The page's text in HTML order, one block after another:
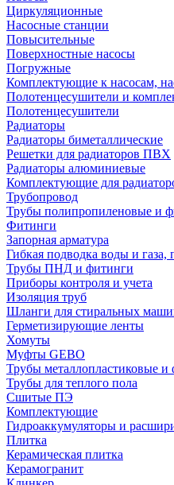
Циркуляционные
Насосные станции
Повысительные
Поверхностные насосы
Погружные
Комплектующие к насосам,
Полотенцесушители и
Полотенцесушители
Радиаторы
Радиаторы биметаллические
Решетки для радиаторов ПВХ
Радиаторы алюминиевые
Комплектующие для
Трубопровод
Трубы полипропиленовые и
Фитинги
Запорная арматура
Гибкая подводка воды и
Трубы ПНД и фитинги
Приборы контроля и учета
Изоляция труб
Шланги для стиральных
Герметизирующие ленты
Хомуты
Муфты GEBO
Трубы металлопластиковые и
Трубы для теплого пола
Сшитые ПЭ
Комплектующие
Гидроаккумуляторы и
Плитка
Керамическая плитка
Керамогранит